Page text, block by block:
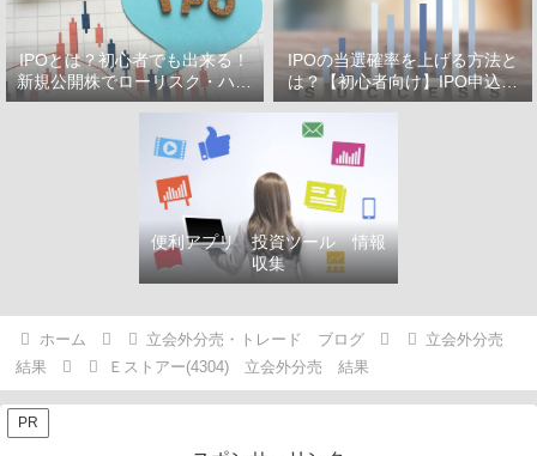
IPOとは？初心者でも出来る！
新規公開株でローリスク・ハイ
リターン投資をはじめよう！
IPOの当選確率を上げる方法と
は？【初心者向け】IPO申込で
選ぶべき証券会社
便利アプリ 投資ツール 情報
収集
ホーム 立会外分売・トレード ブログ
立会外分売
結果
Ｅストアー(4304) 立会外分売 結果
PR